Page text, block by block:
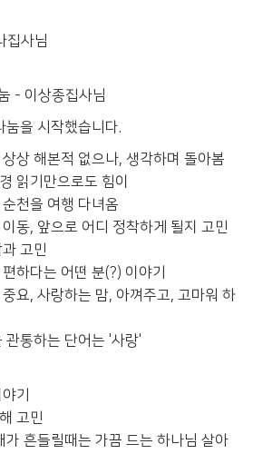
집사님
- 이상종집사님
눔을 시작했습니다.
상 해본적 없으나, 생각하며 돌아봄
읽기만으로도 힘이
천을 여행 다녀옴
동, 앞으로 어디 정착하게 될지 고민
고민
하다는 어떤 분(?) 이야기
요, 사랑하는 맘, 아껴주고, 고마워 하
통하는 단어는 '사랑'
기
고민
흔들릴때는 가끔 드는 하나님 살아